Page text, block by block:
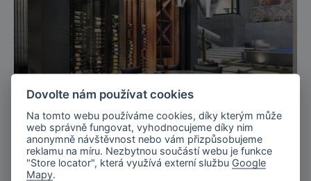
Arizona, USA
Rezidence Onyx, Arizona
Dovolte nám používat cookies
Na tomto webu používáme cookies, díky kterým může
web správně fungovat, vyhodnocujeme díky nim
anonymně návštěvnost nebo vám přizpůsobujeme
reklamu na míru. Nezbytnou součástí webu je funkce
"Store locator", která využívá externí službu Google
Mapy.